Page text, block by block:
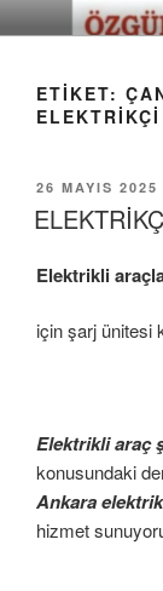
İçeriğe
geç
ETIKET:
YAYIM
TARIHI
26 MAYIS 2025
Elektrikli
için şarj ünitesi
Elektrikli araç
konusundaki
Ankara
hizmet